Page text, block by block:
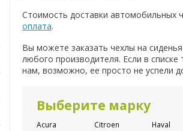
Стоимость доставки автомобильных
оплата.
Вы можете заказать чехлы на
любого производителя. Если в
нам, возможно, ее просто не успели
Выберите марку
Acura
Citroen
Haval